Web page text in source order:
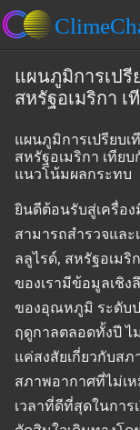
แผนภูมิการเปรี
สหรัฐอเมริกา
แผนภูมิการเปรียบ
สหรัฐอเมริกา เทีย
แนวโน้มผลกระทบ
ยินดีต้อนรับสู่เครื่อ
สามารถสำรวจแล
ลลูไรด์, สหรัฐอเม
ของเรามีข้อมูลเชิง
ของอุณหภูมิ ระดับ
ฤดูกาลตลอดทั้งปี ไ
แค่สงสัยเกี่ยวกับส
สภาพอากาศที่ไม่เ
เวลาที่ดีที่สุดในการ